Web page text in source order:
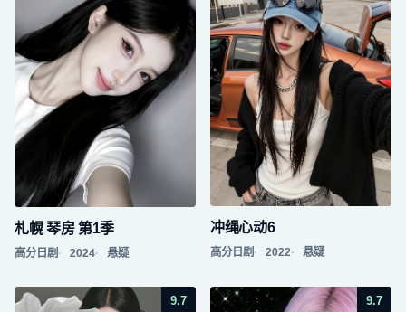
札幌 琴房 第1季
高分日剧 2024 悬疑
冲绳心动6
高分日剧 2022 悬疑
9.7 9.7